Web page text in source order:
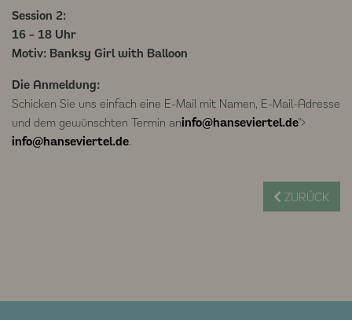
Session 2:
16 – 18 Uhr
Motiv: Banksy Girl with Balloon
Die Anmeldung:
Schicken Sie uns einfach eine E-Mail mit Namen, E-Mail-Adresse
und dem gewünschten Termin aninfo@hanseviertel.de">
info@hanseviertel.de.
ZURÜCK